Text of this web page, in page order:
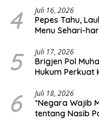
4 Juli 16, 2026
Pepes Tahu,
Menu Sehari-
5 Juli 17, 2026
Brigjen Pol
Hukum Perkuat
6 Juli 18, 2026
*Negara Wajib
tentang Nasib